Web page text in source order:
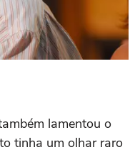
lamentou o
tinha um olhar raro